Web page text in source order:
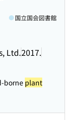
Ltd.2017.
国立国会図書館
borne plant